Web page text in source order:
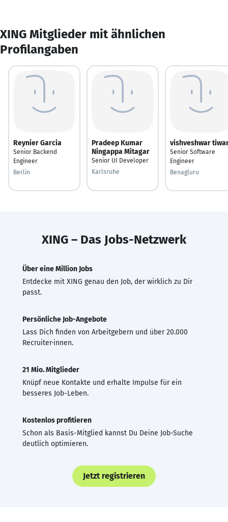
XING Mitglieder mit ähnlichen
Profilangaben
Reynier Garcia
Senior Backend
Engineer
Berlin
Pradeep Kumar
Ningappa Mitagar
Senior UI Developer
Karlsruhe
vishveshwar
Senior Software
Engineer
Benagluru
XING – Das Jobs-Netzwerk
Über eine Million Jobs
Entdecke mit XING genau den Job, der wirklich zu Dir
passt.
Persönliche Job-Angebote
Lass Dich finden von Arbeitgebern und über 20.000
Recruiter·innen.
21 Mio. Mitglieder
Knüpf neue Kontakte und erhalte Impulse für ein
besseres Job-Leben.
Kostenlos profitieren
Schon als Basis-Mitglied kannst Du Deine Job-Suche
deutlich optimieren.
Jetzt registrieren